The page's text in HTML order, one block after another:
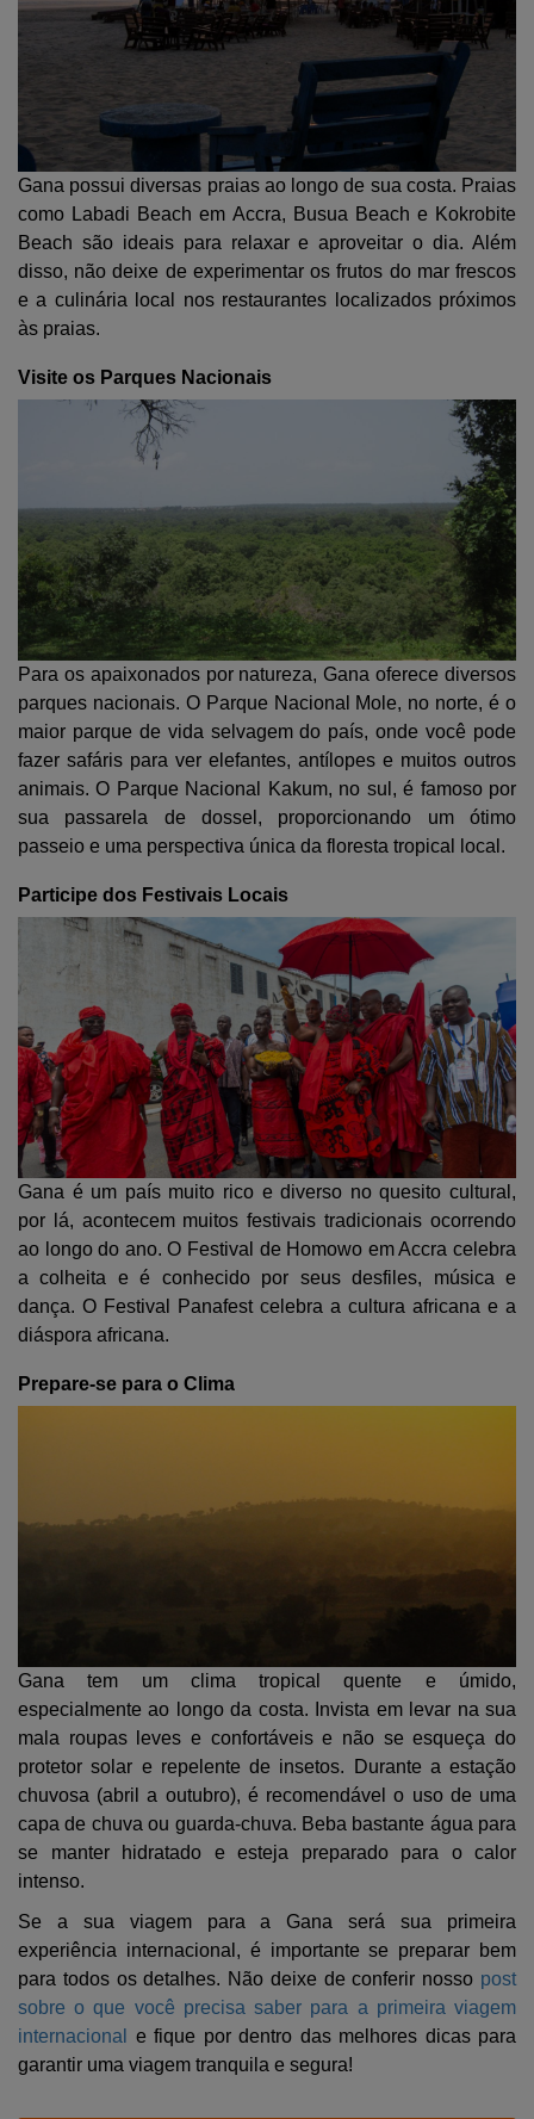
Gana possui diversas praias ao longo de sua costa. Praias
como Labadi Beach em Accra, Busua Beach e Kokrobite
Beach são ideais para relaxar e aproveitar o dia. Além
disso, não deixe de experimentar os frutos do mar frescos
e a culinária local nos restaurantes localizados próximos
às praias.
Visite os Parques Nacionais
Para os apaixonados por natureza, Gana oferece diversos
parques nacionais. O Parque Nacional Mole, no norte, é o
maior parque de vida selvagem do país, onde você pode
fazer safáris para ver elefantes, antílopes e muitos outros
animais. O Parque Nacional Kakum, no sul, é famoso por
sua passarela de dossel, proporcionando um ótimo
passeio e uma perspectiva única da floresta tropical local.
Participe dos Festivais Locais
Gana é um país muito rico e diverso no quesito cultural,
por lá, acontecem muitos festivais tradicionais ocorrendo
ao longo do ano. O Festival de Homowo em Accra celebra
a colheita e é conhecido por seus desfiles, música e
dança. O Festival Panafest celebra a cultura africana e a
diáspora africana.
Prepare-se para o Clima
Gana tem um clima tropical quente e úmido,
especialmente ao longo da costa. Invista em levar na sua
mala roupas leves e confortáveis e não se esqueça do
protetor solar e repelente de insetos. Durante a estação
chuvosa (abril a outubro), é recomendável o uso de uma
capa de chuva ou guarda-chuva. Beba bastante água para
se manter hidratado e esteja preparado para o calor
intenso.
Se a sua viagem para a Gana será sua primeira
experiência internacional, é importante se preparar bem
para todos os detalhes. Não deixe de conferir nosso post
sobre o que você precisa saber para a primeira viagem
internacional
e fique por dentro das melhores dicas para
garantir uma viagem tranquila e segura!